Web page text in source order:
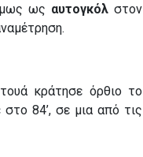
ως αυτογκόλ στον
κράτησε όρθιο το
στο 84’, σε μια από τις